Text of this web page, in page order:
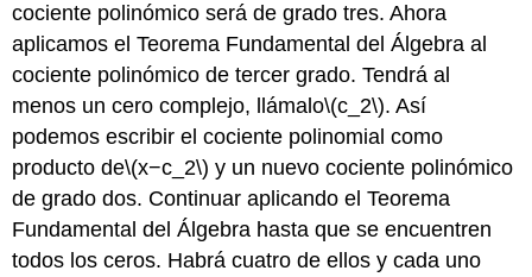
cociente polinómico será de grado tres. Ahora
aplicamos el Teorema Fundamental del Álgebra al
cociente polinómico de tercer grado. Tendrá al
menos un cero complejo, llámalo\(c_2\). Así
podemos escribir el cociente polinomial como
producto de\(x−c_2\) y un nuevo cociente polinómico
de grado dos. Continuar aplicando el Teorema
Fundamental del Álgebra hasta que se encuentren
todos los ceros. Habrá cuatro de ellos y cada uno